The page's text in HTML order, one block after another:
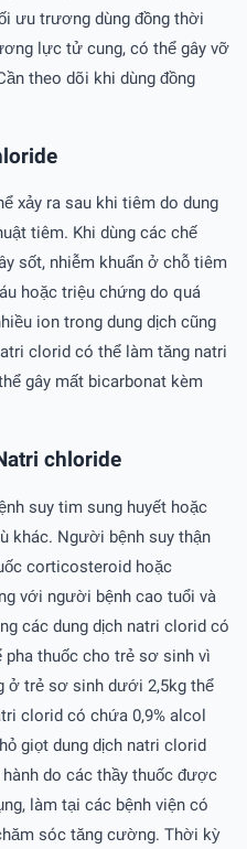
ưu trương dùng đồng thời
lực tử cung, có thể gây vỡ
theo dõi khi dùng đồng
xảy ra sau khi tiêm do dung
tiêm. Khi dùng các chế
sốt, nhiễm khuẩn ở chỗ tiêm
hoặc triệu chứng do quá
ion trong dung dịch cũng
clorid có thể làm tăng natri
gây mất bicarbonat kèm
chloride
suy tim sung huyết hoặc
khác. Người bệnh suy thận
corticosteroid hoặc
với người bệnh cao tuổi và
các dung dịch natri clorid có
thuốc cho trẻ sơ sinh vì
ở trẻ sơ sinh dưới 2,5kg thể
clorid có chứa 0,9% alcol
giọt dung dịch natri clorid
do các thầy thuốc được
làm tại các bệnh viện có
sóc tăng cường. Thời kỳ